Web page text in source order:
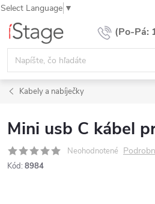
Select Language ▼
Prejsť
obsah
Kabely a nabíječky
Mini usb C kábel
Neohodnotené
Kód: 8984